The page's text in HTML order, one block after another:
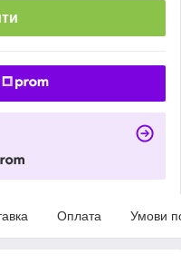
Оплата Умови